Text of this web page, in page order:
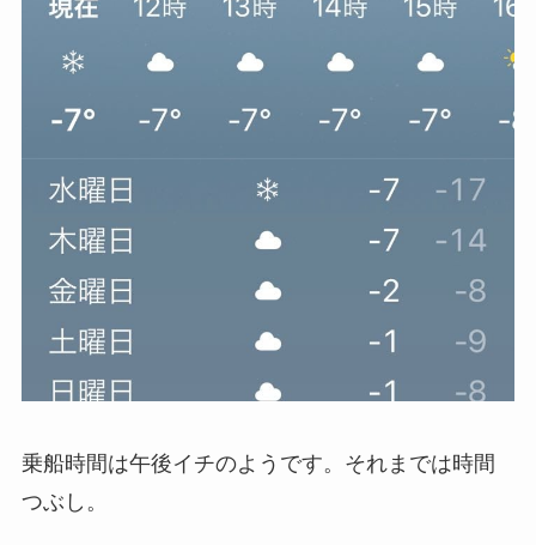
乗船時間は午後イチのようです。それまでは時間
つぶし。